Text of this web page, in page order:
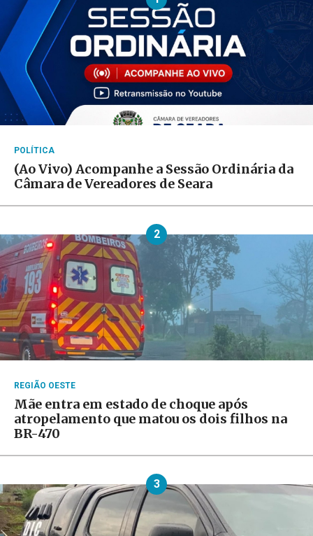
POLÍTICA
(Ao Vivo) Acompanhe a Sessão Ordinária da
Câmara de Vereadores de Seara
2
REGIÃO OESTE
Mãe entra em estado de choque após
atropelamento que matou os dois filhos na
BR-470
3